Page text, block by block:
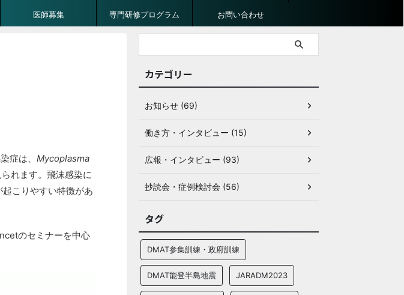
医師募集 専門研修プログラム お問い合わせ
症は、 Mycoplasma
れます。飛沫感染に
こりやすい特徴があ
のセミナーを中心
カテゴリー
お知らせ (69)
働き方・インタビュー (15)
広報・インタビュー (93)
抄読会・症例検討会 (56)
タグ
DMAT参集訓練・政府訓練
DMAT能登半島地震 JARADM2023